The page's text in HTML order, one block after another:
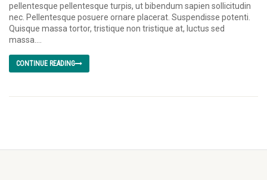
pellentesque pellentesque turpis, ut bibendum sapien sollicitudin
nec. Pellentesque posuere ornare placerat. Suspendisse potenti.
Quisque massa tortor, tristique non tristique at, luctus sed
massa....
CONTINUE READING